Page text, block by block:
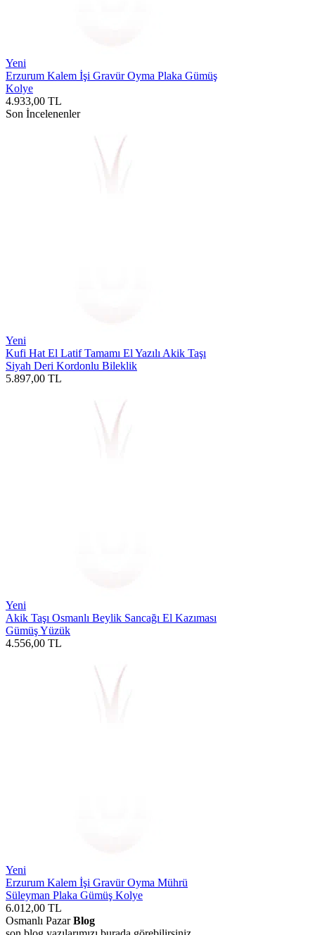
Yeni
Erzurum Kalem İşi Gravür Oyma Plaka Gümüş
Kolye
4.933,00 TL
Son İncelenenler
Yeni
Kufi Hat El Latif Tamamı El Yazılı Akik Taşı
Siyah Deri Kordonlu Bileklik
5.897,00 TL
Yeni
Akik Taşı Osmanlı Beylik Sancağı El Kazıması
Gümüş Yüzük
4.556,00 TL
Yeni
Erzurum Kalem İşi Gravür Oyma Mührü
Süleyman Plaka Gümüş Kolye
6.012,00 TL
Osmanlı PazarBlog